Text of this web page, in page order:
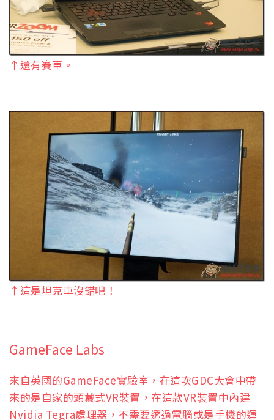
↑還有賽車。
↑這是坦克車沒錯吧！
GameFace Labs
來自英國的GameFace實驗室，在這次GDC大會中帶
來的是自家的頭戴式VR裝置，在這款VR裝置中內建
Nvidia Tegra處理器，不需要透過電腦或是手機的運